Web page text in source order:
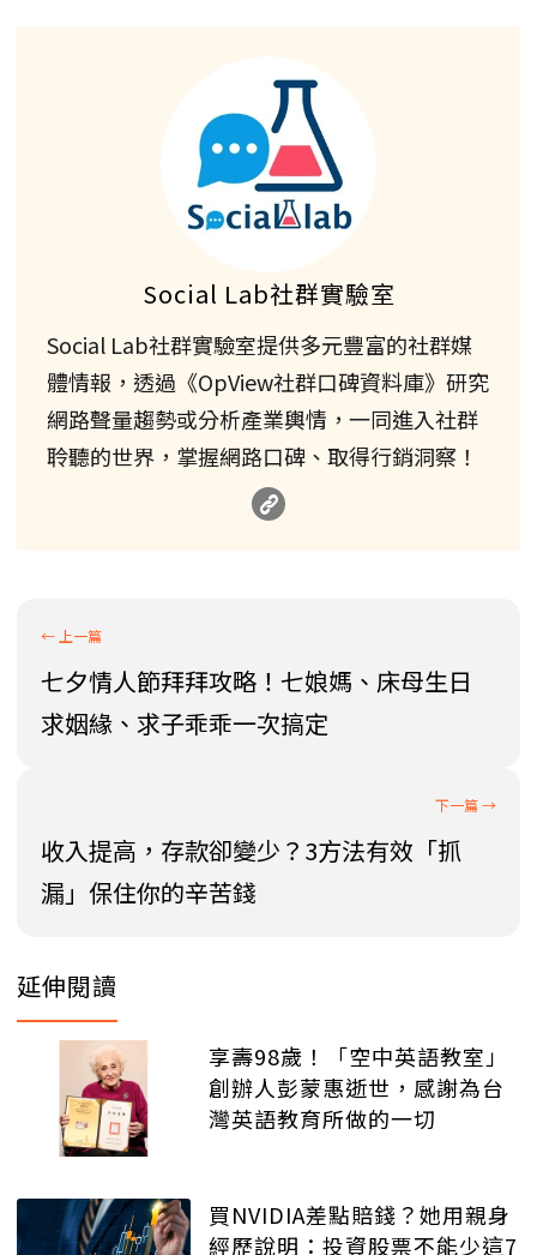
Social Lab社群實驗室
Social Lab社群實驗室提供多元豐富的社群媒
體情報，透過《OpView社群口碑資料庫》研究
網路聲量趨勢或分析產業輿情，一同進入社群
聆聽的世界，掌握網路口碑、取得行銷洞察！
七夕情人節拜拜攻略！七娘媽、床母生日
求姻緣、求子乖乖一次搞定
收入提高，存款卻變少？3方法有效「抓
漏」保住你的辛苦錢
延伸閱讀
享壽98歲！「空中英語教室」
創辦人彭蒙惠逝世，感謝為台
灣英語教育所做的一切
買NVIDIA差點賠錢？她用親身
經歷說明：投資股票不能少這7